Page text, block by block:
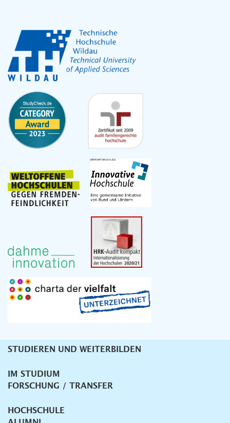
Unternavigation
STUDIEREN UND WEITERBILDEN
IM STUDIUM
FORSCHUNG / TRANSFER
HOCHSCHULE